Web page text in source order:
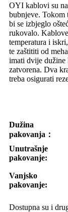
OYI kablovi su
bubnjeve. Tokom
bi se izbjeglo
rukovalo.
temperatura i
te zaštititi od
imati dvije dužine
zatvorena. Dva
treba osigurati
Dužina
pakovanja：
Unutrašnje
pakovanje:
Vanjsko
pakovanje:
Dostupna su i